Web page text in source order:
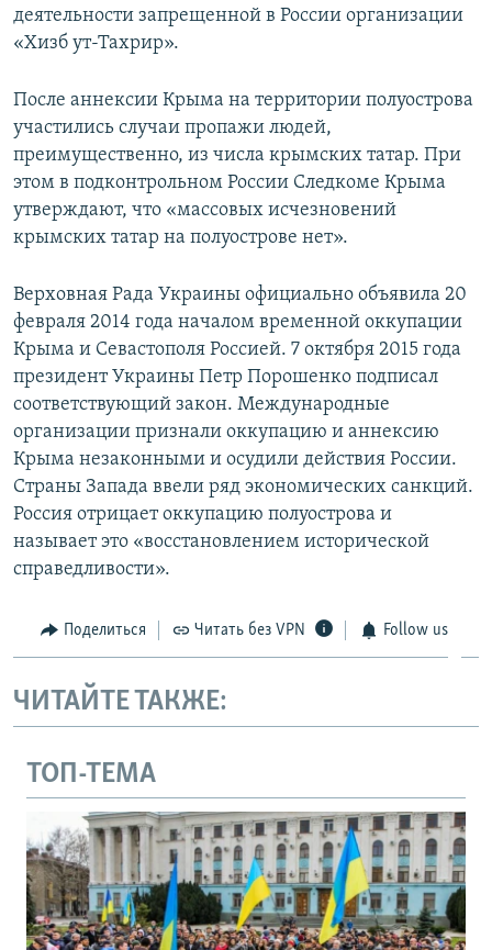
деятельности запрещенной в России организации
«Хизб ут-Тахрир».
После аннексии Крыма на территории полуострова
участились случаи пропажи людей,
преимущественно, из числа крымских татар. При
этом в подконтрольном России Следкоме Крыма
утверждают, что «массовых исчезновений
крымских татар на полуострове нет».
Верховная Рада Украины официально объявила 20
февраля 2014 года началом временной оккупации
Крыма и Севастополя Россией. 7 октября 2015 года
президент Украины Петр Порошенко подписал
соответствующий закон. Международные
организации признали оккупацию и аннексию
Крыма незаконными и осудили действия России.
Страны Запада ввели ряд экономических санкций.
Россия отрицает оккупацию полуострова и
называет это «восстановлением исторической
справедливости».
Поделиться Читать без VPN Follow us
ЧИТАЙТЕ ТАКЖЕ:
ТОП-ТЕМА